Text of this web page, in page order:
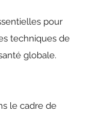
pour
techniques de
globale.
le cadre de